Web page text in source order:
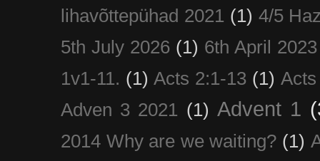
lihavõttepühad 2021 (1) 4/5
5th July 2026 (1) 6th April 2023
1v1-11. (1) Acts 2:1-13 (1)
Adven 3 2021
(1) Advent 1
2014 Why are we waiting? (1)